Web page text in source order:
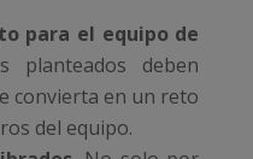
para el equipo de
planteados deben
convierta en un reto
del equipo.